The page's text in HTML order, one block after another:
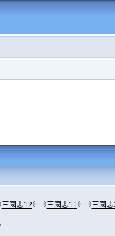
三國志12》《三國志11》《三國志